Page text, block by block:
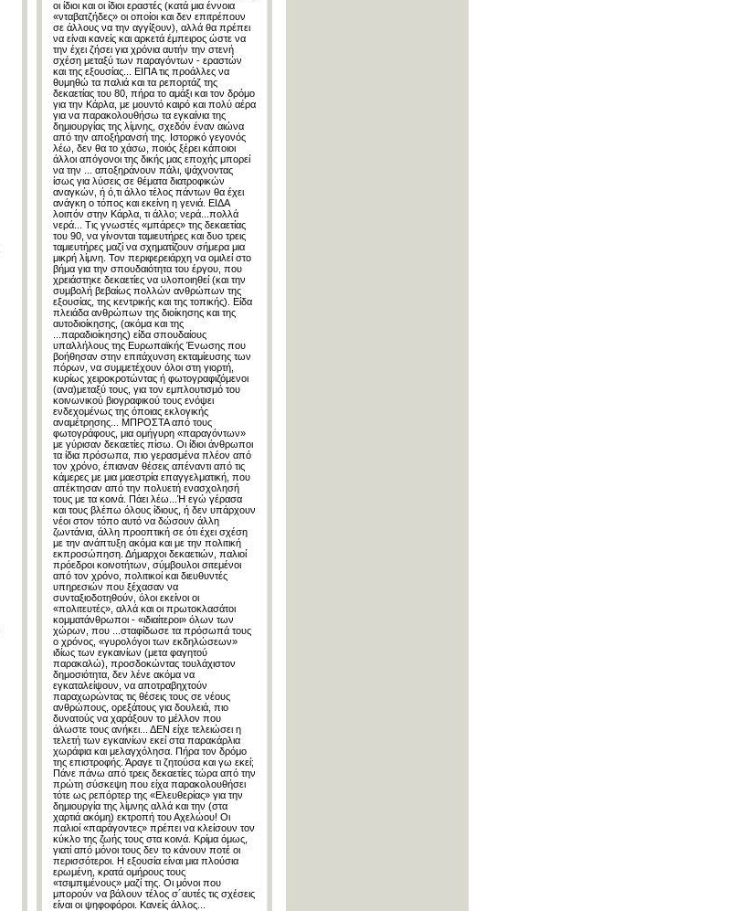
οι ίδιοι και οι ίδιοι εραστές (κατά μια έννοια
«νταβατζήδες» οι οποίοι και δεν επιτρέπουν
σε άλλους να την αγγίξουν), αλλά θα πρέπει
να είναι κανείς και αρκετά έμπειρος ώστε να
την έχει ζήσει για χρόνια αυτήν την στενή
σχέση μεταξύ των παραγόντων - εραστών
και της εξουσίας... ΕΙΠΑ τις προάλλες να
θυμηθώ τα παλιά και τα ρεπορτάζ της
δεκαετίας του 80, πήρα το αμάξι και τον δρόμο
για την Κάρλα, με μουντό καιρό και πολύ αέρα
για να παρακολουθήσω τα εγκαίνια της
δημιουργίας της λίμνης, σχεδόν έναν αιώνα
από την αποξήρανσή της. Ιστορικό γεγονός
λέω, δεν θα το χάσω, ποιός ξέρει κάποιοι
άλλοι απόγονοι της δικής μας εποχής μπορεί
να την ... αποξηράνουν πάλι, ψάχνοντας
ίσως για λύσεις σε θέματα διατροφικών
αναγκών, ή ό,τι άλλο τέλος πάντων θα έχει
ανάγκη ο τόπος και εκείνη η γενιά. ΕΙΔΑ
λοιπόν στην Κάρλα, τι άλλο; νερά...πολλά
νερά... Τις γνωστές «μπάρες» της δεκαετίας
του 90, να γίνονται ταμιευτήρες και δυο τρεις
ταμιευτήρες μαζί να σχηματίζουν σήμερα μια
μικρή λίμνη. Τον περιφερειάρχη να ομιλεί στο
βήμα για την σπουδαιότητα του έργου, που
χρειάστηκε δεκαετίες να υλοποιηθεί (και την
συμβολή βεβαίως πολλών ανθρώπων της
εξουσίας, της κεντρικής και της τοπικής). Είδα
πλειάδα ανθρώπων της διοίκησης και της
αυτοδιοίκησης, (ακόμα και της
...παραδιοίκησης) είδα σπουδαίους
υπαλλήλους της Ευρωπαϊκής Ένωσης που
βοήθησαν στην επιτάχυνση εκταμίευσης των
πόρων, να συμμετέχουν όλοι στη γιορτή,
κυρίως χειροκροτώντας ή φωτογραφιζόμενοι
(ανα)μεταξύ τους, για τον εμπλουτισμό του
κοινωνικού βιογραφικού τους ενόψει
ενδεχομένως της όποιας εκλογικής
αναμέτρησης... ΜΠΡΟΣΤΑ από τους
φωτογράφους, μια ομήγυρη «παραγόντων»
με γύρισαν δεκαετίες πίσω. Οι ίδιοι άνθρωποι
τα ίδια πρόσωπα, πιο γερασμένα πλέον από
τον χρόνο, έπιαναν θέσεις απέναντι από τις
κάμερες με μια μαεστρία επαγγελματική, που
απέκτησαν από την πολυετή ενασχολησή
τους με τα κοινά. Πάει λέω...Ή εγώ γέρασα
και τους βλέπω όλους ίδιους, ή δεν υπάρχουν
νέοι στον τόπο αυτό να δώσουν άλλη
ζωντάνια, άλλη προοπτική σε ότι έχει σχέση
με την ανάπτυξη ακόμα και με την πολιτική
εκπροσώπηση. Δήμαρχοι δεκαετιών, παλιοί
πρόεδροι κοινοτήτων, σύμβουλοι σιτεμένοι
από τον χρόνο, πολιτικοί και διευθυντές
υπηρεσιών που ξέχασαν να
συνταξιοδοτηθούν, όλοι εκείνοι οι
«πολιτευτές», αλλά και οι πρωτοκλασάτοι
κομματάνθρωποι - «ιδιαίτεροι» όλων των
χώρων, που ...σταφίδωσε τα πρόσωπά τους
ο χρόνος, «γυρολόγοι των εκδηλώσεων»
ιδίως των εγκαινίων (μετα φαγητού
παρακαλώ), προσδοκώντας τουλάχιστον
δημοσιότητα, δεν λένε ακόμα να
εγκαταλείψουν, να αποτραβηχτούν
παραχωρώντας τις θέσεις τους σε νέους
ανθρώπους, ορεξάτους για δουλειά, πιο
δυνατούς να χαράξουν το μέλλον που
άλωστε τους ανήκει... ΔΕΝ είχε τελειώσει η
τελετή των εγκαινίων εκεί στα παρακάρλια
χωράφια και μελαγχόλησα. Πήρα τον δρόμο
της επιστροφής. Άραγε τι ζητούσα και γω εκεί;
Πάνε πάνω από τρεις δεκαετίες τώρα από την
πρώτη σύσκεψη που είχα παρακολουθήσει
τότε ως ρεπόρτερ της «Ελευθερίας» για την
δημιουργία της λίμνης αλλά και την (στα
χαρτιά ακόμη) εκτροπή του Αχελώου! Οι
παλιοί «παράγοντες» πρέπει να κλείσουν τον
κύκλο της ζωής τους στα κοινά. Κρίμα όμως,
γιατί από μόνοι τους δεν το κάνουν ποτέ οι
περισσότεροι. Η εξουσία είναι μια πλούσια
ερωμένη, κρατά ομήρους τους
«τσιμπιμένους» μαζί της. Οι μόνοι που
μπορούν να βάλουν τέλος σ´αυτές τις σχέσεις
είναι οι ψηφοφόροι. Κανείς άλλος...